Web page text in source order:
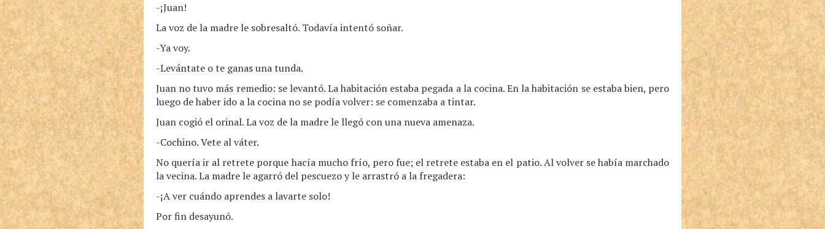
-¡Juan!
La voz de la madre le sobresaltó. Todavía intentó soñar.
-Ya voy.
-Levántate o te ganas una tunda.
Juan no tuvo más remedio: se levantó. La habitación estaba pegada a la cocina. En la habitación se estaba bien, pero
luego de haber ido a la cocina no se podía volver: se comenzaba a tintar.
Juan cogió el orinal. La voz de la madre le llegó con una nueva amenaza.
-Cochino. Vete al váter.
No quería ir al retrete porque hacía mucho frío, pero fue; el retrete estaba en el patio. Al volver se había marchado
la vecina. La madre le agarró del pescuezo y le arrastró a la fregadera:
-¡A ver cuándo aprendes a lavarte solo!
Por fin desayunó.